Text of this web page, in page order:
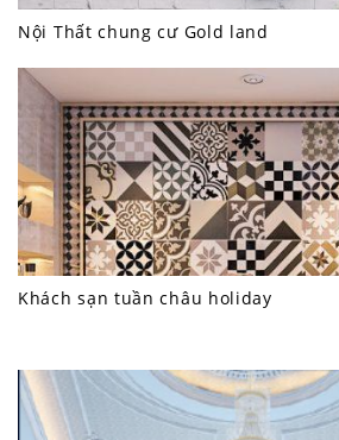
Nội Thất chung cư Gold land
Khách sạn tuần châu holiday